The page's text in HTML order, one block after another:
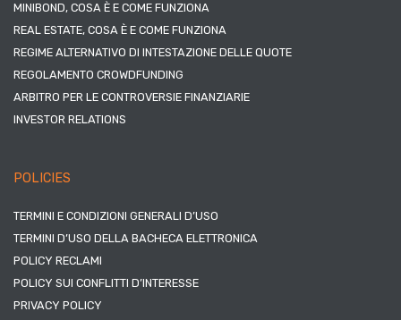
MINIBOND, COSA È E COME FUNZIONA
REAL ESTATE, COSA È E COME FUNZIONA
REGIME ALTERNATIVO DI INTESTAZIONE DELLE QUOTE
REGOLAMENTO CROWDFUNDING
ARBITRO PER LE CONTROVERSIE FINANZIARIE
INVESTOR RELATIONS
POLICIES
TERMINI E CONDIZIONI GENERALI D’USO
TERMINI D’USO DELLA BACHECA ELETTRONICA
POLICY RECLAMI
POLICY SUI CONFLITTI D’INTERESSE
PRIVACY POLICY